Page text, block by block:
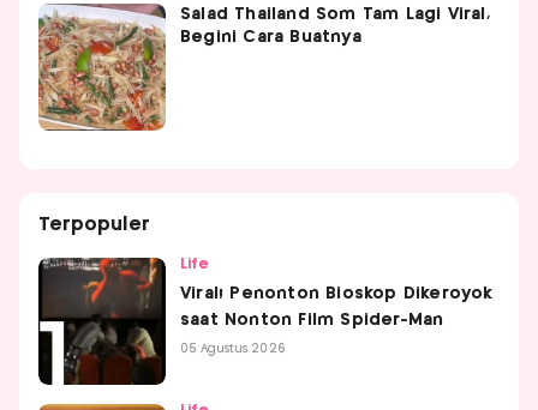
Salad Thailand Som Tam Lagi Viral,
Begini Cara Buatnya
Terpopuler
Life
Viral! Penonton Bioskop Dikeroyok
saat Nonton Film Spider-Man
05 Agustus 2026